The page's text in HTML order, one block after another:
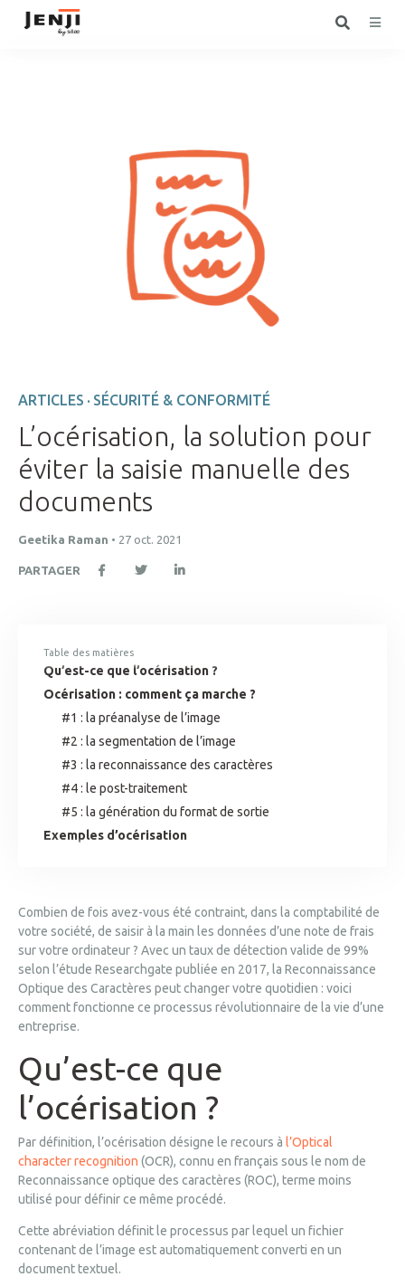
ARTICLES · SÉCURITÉ & CONFORMITÉ
L’océrisation, la solution pour
éviter la saisie manuelle des
documents
Geetika Raman • 27 oct. 2021
PARTAGER
Table des matières
Qu’est-ce que l’océrisation ?
Océrisation : comment ça marche ?
#1 : la préanalyse de l’image
#2 : la segmentation de l’image
#3 : la reconnaissance des caractères
#4 : le post-traitement
#5 : la génération du format de sortie
Exemples d’océrisation
Combien de fois avez-vous été contraint, dans la comptabilité de
votre société, de saisir à la main les données d’une note de frais
sur votre ordinateur ? Avec un taux de détection valide de 99%
selon l’étude Researchgate publiée en 2017, la Reconnaissance
Optique des Caractères peut changer votre quotidien : voici
comment fonctionne ce processus révolutionnaire de la vie d’une
entreprise.
Qu’est-ce que
l’océrisation ?
Par définition, l’océrisation désigne le recours à l’Optical
character recognition (OCR), connu en français sous le nom de
Reconnaissance optique des caractères (ROC), terme moins
utilisé pour définir ce même procédé.
Cette abréviation définit le processus par lequel un fichier
contenant de l’image est automatiquement converti en un
document textuel.